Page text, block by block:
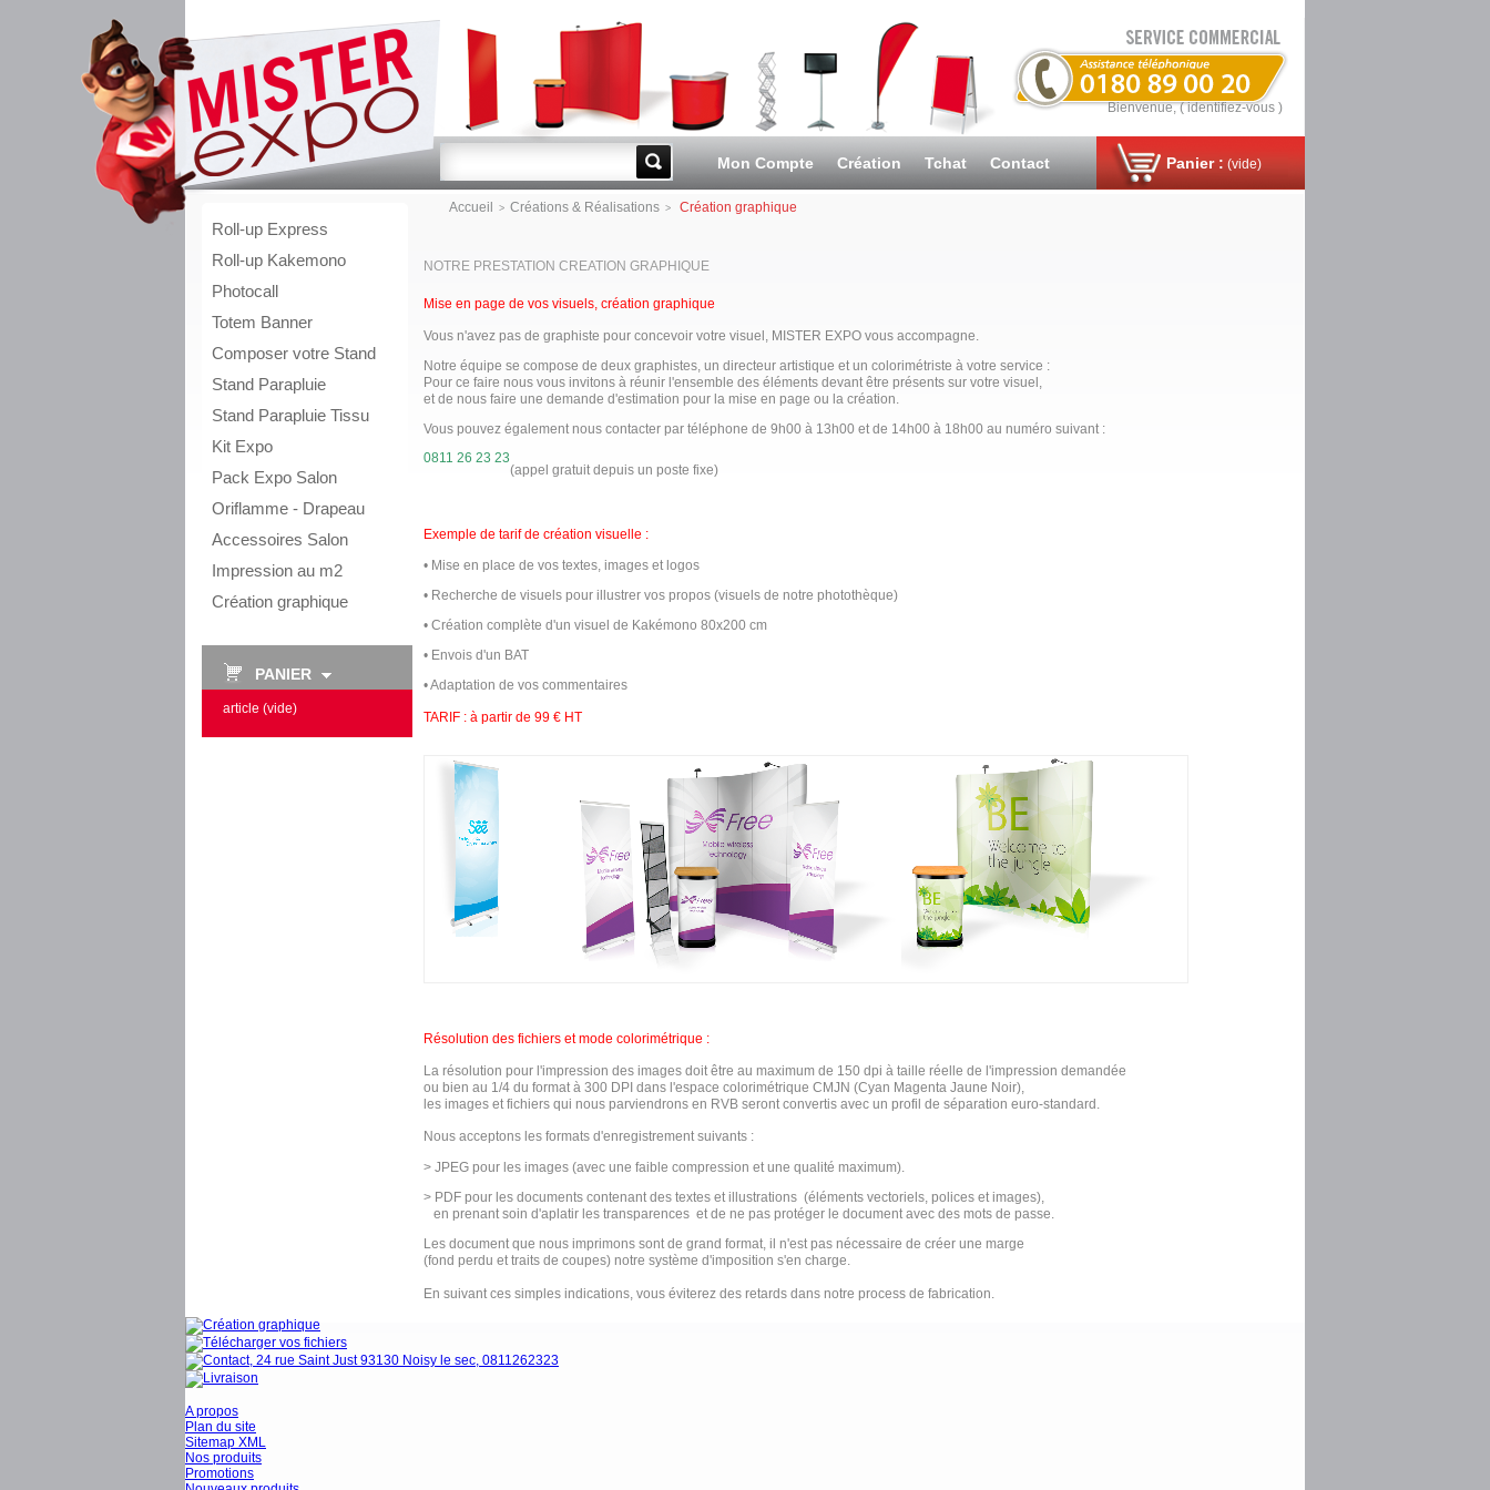
Mon Compte Création Tchat Contact
Go!
Bienvenue, (identifiez-vous )
Panier : (vide)
Roll-up Express
Roll-up Kakemono
Photocall
Totem Banner
Composer votre Stand
Stand Parapluie
Stand Parapluie Tissu
Kit Expo
Pack Expo Salon
Oriflamme - Drapeau
Accessoires Salon
Impression au m2
Création graphique
PANIER
article (vide)
Accueil > Créations & Réalisations > Création graphique
NOTRE PRESTATION CREATION GRAPHIQUE
Mise en page de vos visuels, création graphique
Vous n'avez pas de graphiste pour concevoir votre visuel, MISTER EXPO vous accompagne.
Notre équipe se compose de deux graphistes, un directeur artistique et un colorimétriste à votre service :
Pour ce faire nous vous invitons à réunir l'ensemble des éléments devant être présents sur votre visuel,
et de nous faire une demande d'estimation pour la mise en page ou la création.
Vous pouvez également nous contacter par téléphone de 9h00 à 13h00 et de 14h00 à 18 h00 au numéro suivant :
0811 26 23 23
(appel gratuit depuis un poste fixe)
Exemple de tarif de création visuelle :
• Mise en place de vos textes, images et logos
• Recherche de visuels pour illustrer vos propos (visuels de notre photothèque)
• Création complète d'un visuel de Kakémono 80x200 cm
• Envois d'un BAT
•Adaptation de vos commentaires
TARIF : à partir de 99 € HT
Résolution des fichiers et mode colorimétrique :
La résolution pour l'impression des images doit être au maximum de 150 dpi à taille réelle de l'impression demandée
ou bien au 1/4 du format à 300 DPI dans l'espace colorimétrique CMJN (Cyan Magenta Jaune Noir),
les images et fichiers qui nous parviendrons en RVB seront convertis avec un profil de séparation euro-standard.
Nous acceptons les formats d'enregistrement suivants :
> JPEG pour les images (avec une faible compression et une qualité maximum).
> PDF pour les documents contenant des textes et illustrations (éléments vectoriels, polices et images),
en prenant soin d'aplatir les transparences et de ne pas protéger le document avec des mots de passe.
Les document que nous imprimons sont de grand format, il n'est pas nécessaire de créer une marge
(fond perdu et traits de coupes) notre système d'imposition s'en charge.
En suivant ces simples indications, vous éviterez des retards dans notre process de fabrication.
A propos
Plan du site
Sitemap XML
Nos produits
Promotions